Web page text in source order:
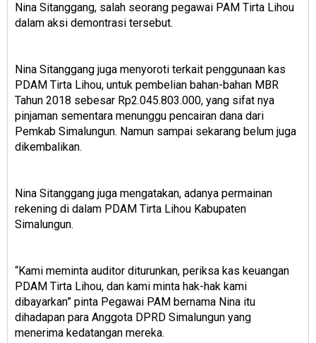
Nina Sitanggang, salah seorang pegawai PAM Tirta Lihou
dalam aksi demontrasi tersebut.
Nina Sitanggang juga menyoroti terkait penggunaan kas
PDAM Tirta Lihou, untuk pembelian bahan-bahan MBR
Tahun 2018 sebesar Rp2.045.803.000, yang sifat nya
pinjaman sementara menunggu pencairan dana dari
Pemkab Simalungun. Namun sampai sekarang belum juga
dikembalikan.
Nina Sitanggang juga mengatakan, adanya permainan
rekening di dalam PDAM Tirta Lihou Kabupaten
Simalungun.
“Kami meminta auditor diturunkan, periksa kas keuangan
PDAM Tirta Lihou, dan kami minta hak-hak kami
dibayarkan” pinta Pegawai PAM bernama Nina itu
dihadapan para Anggota DPRD Simalungun yang
menerima kedatangan mereka.